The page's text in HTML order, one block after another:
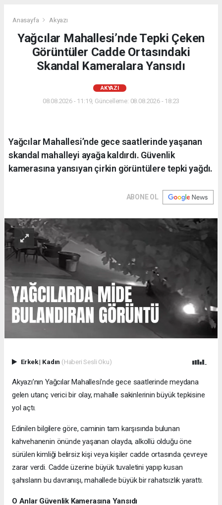
Anasayfa Akyazı
Yağcılar Mahallesi’nde Tepki Çeken
Görüntüler Cadde Ortasındaki
Skandal Kameralara Yansıdı
AKYAZI
08.08.2026 - 11:19, Güncelleme: 08.08.2026 - 18:23
Yağcılar Mahallesi’nde gece saatlerinde yaşanan
skandal mahalleyi ayağa kaldırdı. Güvenlik
kamerasına yansıyan çirkin görüntülere tepki yağdı.
ABONE OL
Erkek| Kadın (Haberi Sesli Oku)
Akyazı’nın Yağcılar Mahallesi’nde gece saatlerinde meydana
gelen utanç verici bir olay, mahalle sakinlerinin büyük tepkisine
yol açtı.
Edinilen bilgilere göre, caminin tam karşısında bulunan
kahvehanenin önünde yaşanan olayda, alkollü olduğu öne
sürülen kimliği belirsiz kişi veya kişiler cadde ortasında çevreye
zarar verdi. Cadde üzerine büyük tuvaletini yapıp kusan
şahısların bu davranışı, mahallede büyük bir rahatsızlık yarattı.
O Anlar Güvenlik Kamerasına Yansıdı